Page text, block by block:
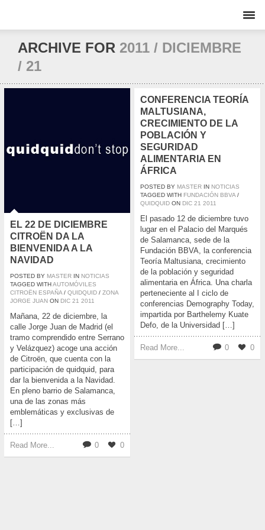
ARCHIVE FOR 2011 / DICIEMBRE
/ 21
EL 22 DE DICIEMBRE
CITROËN DA LA
BIENVENIDA A LA
NAVIDAD
POSTED BY MASTER IN NOTICIAS
TAGGED WITHAUTOMÓVILES
CITROËN ESPAÑA / QUIDQUID / ZONA
JORGE JUAN ON DIC 21 2011
Mañana, 22 de diciembre, la
calle Jorge Juan de Madrid (el
tramo comprendido entre Serrano
y Velázquez) acoge una acción
de Citroën, que cuenta con la
participación de quidquid, para
dar la bienvenida a la Navidad.
En pleno barrio de Salamanca,
una de las zonas más
emblemáticas y exclusivas de
[…]
Read More... 0 0
CONFERENCIA TEORÍA
MALTUSIANA,
CRECIMIENTO DE LA
POBLACIÓN Y
SEGURIDAD
ALIMENTARIA EN
ÁFRICA
POSTED BY MASTER IN NOTICIAS
TAGGED WITH FUNDACIÓN BBVA /
QUIDQUID ON DIC 21 2011
El pasado 12 de diciembre tuvo
lugar en el Palacio del Marqués
de Salamanca, sede de la
Fundación BBVA, la conferencia
Teoría Maltusiana, crecimiento
de la población y seguridad
alimentaria en África. Una charla
perteneciente al I ciclo de
conferencias Demography Today,
impartida por Barthelemy Kuate
Defo, de la Universidad […]
Read More... 0 0